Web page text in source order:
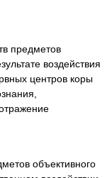
воздействия
центров коры
объективного